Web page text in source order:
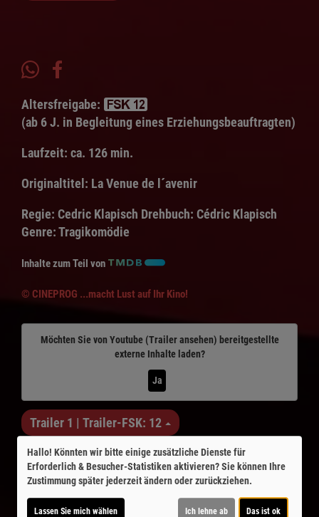
Altersfreigabe:
(ab 6 J. in Begleitung eines Erziehungsbeauftragten)
Laufzeit: ca. 126 min.
Originaltitel: La Venue de l´avenir
Regie: Cedric Klapisch Drehbuch: Cédric Klapisch
Genre:Tragikomödie
Inhalte zum Teil von
© CINEPROG ...macht Lust auf Ihr Kino!
Möchten Sie von Youtube (Trailer ansehen) bereitgestellte
externe Inhalte laden?
Ja
Trailer 1 | Trailer-FSK: 12
Kommentare
★★★★★ 6
Hallo! Könnten wir bitte einige zusätzliche Dienste für
Erforderlich & Besucher-Statistikenaktivieren? Sie können Ihre
Zustimmung später jederzeit ändern oder zurückziehen.
Lassen Sie mich wählen Ich lehne ab Das ist ok